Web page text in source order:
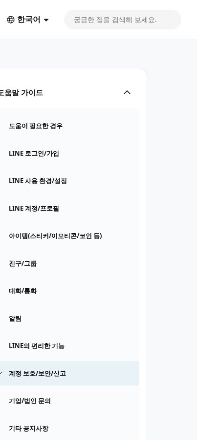
한국어
움말 가이드
도움이 필요한 경우
LINE 로그인/가입
LINE 사용 환경/설정
LINE 계정/프로필
아이템(스티커/이모티콘/코인 등)
친구/그룹
대화/통화
알림
LINE의 편리한 기능
계정 보호/보안/신고
기업/법인 문의
기타 공지사항